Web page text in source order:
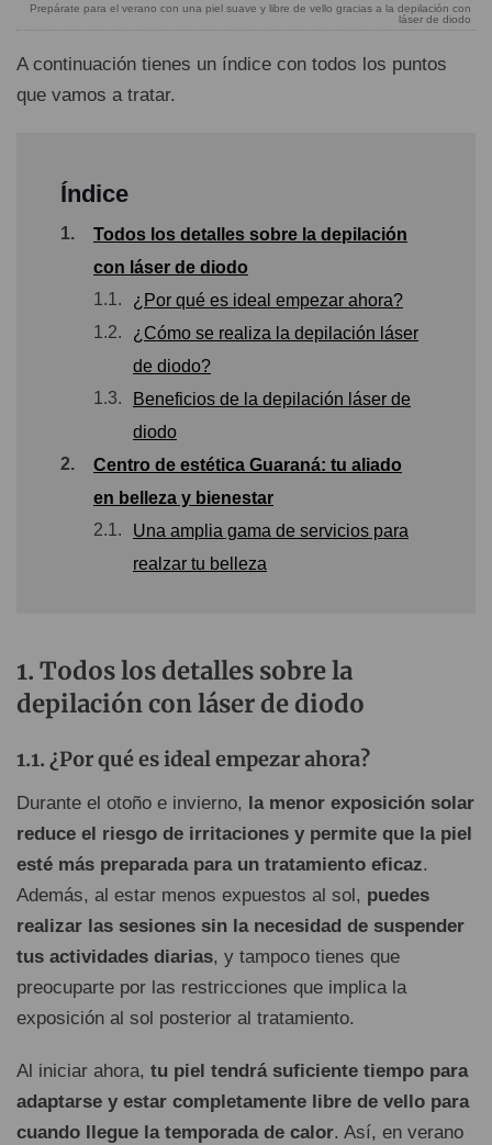
Prepárate para el verano con una piel suave y libre de vello gracias a la depilación con
láser de diodo
A continuación tienes un índice con todos los puntos
que vamos a tratar.
Índice
1.
Todos los detalles sobre la depilación
con láser de diodo
1.1.
¿Por qué es ideal empezar ahora?
1.2.
¿Cómo se realiza la depilación láser
de diodo?
1.3.
Beneficios de la depilación láser de
diodo
2.
Centro de estética Guaraná: tu aliado
en belleza y bienestar
2.1.
Una amplia gama de servicios para
realzar tu belleza
Todos los detalles sobre la
depilación con láser de diodo
¿Por qué es ideal empezar ahora?
Durante el otoño e invierno,
la menor exposición solar
reduce el riesgo de irritaciones y permite que la piel
esté más preparada para un tratamiento eficaz.
Además, al estar menos expuestos al sol, puedes
realizar las sesiones sin la necesidad de suspender
tus actividades diarias, y tampoco tienes que
preocuparte por las restricciones que implica la
exposición al sol posterior al tratamiento.
Al iniciar ahora, tu piel tendrá suficiente tiempo para
adaptarse y estar completamente libre de vello para
cuando llegue la temporada de calor. Así, en verano